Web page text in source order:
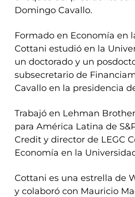
Domingo Cavallo.
Formado en Economía en
Cottani estudió en la
un doctorado y un
subsecretario de
Cavallo en la presidencia
Trabajó en Lehman
para América Latina de
Credit y director de LEGC
Economía en la
Cottani es una estrella de
y colaboró con Mauricio